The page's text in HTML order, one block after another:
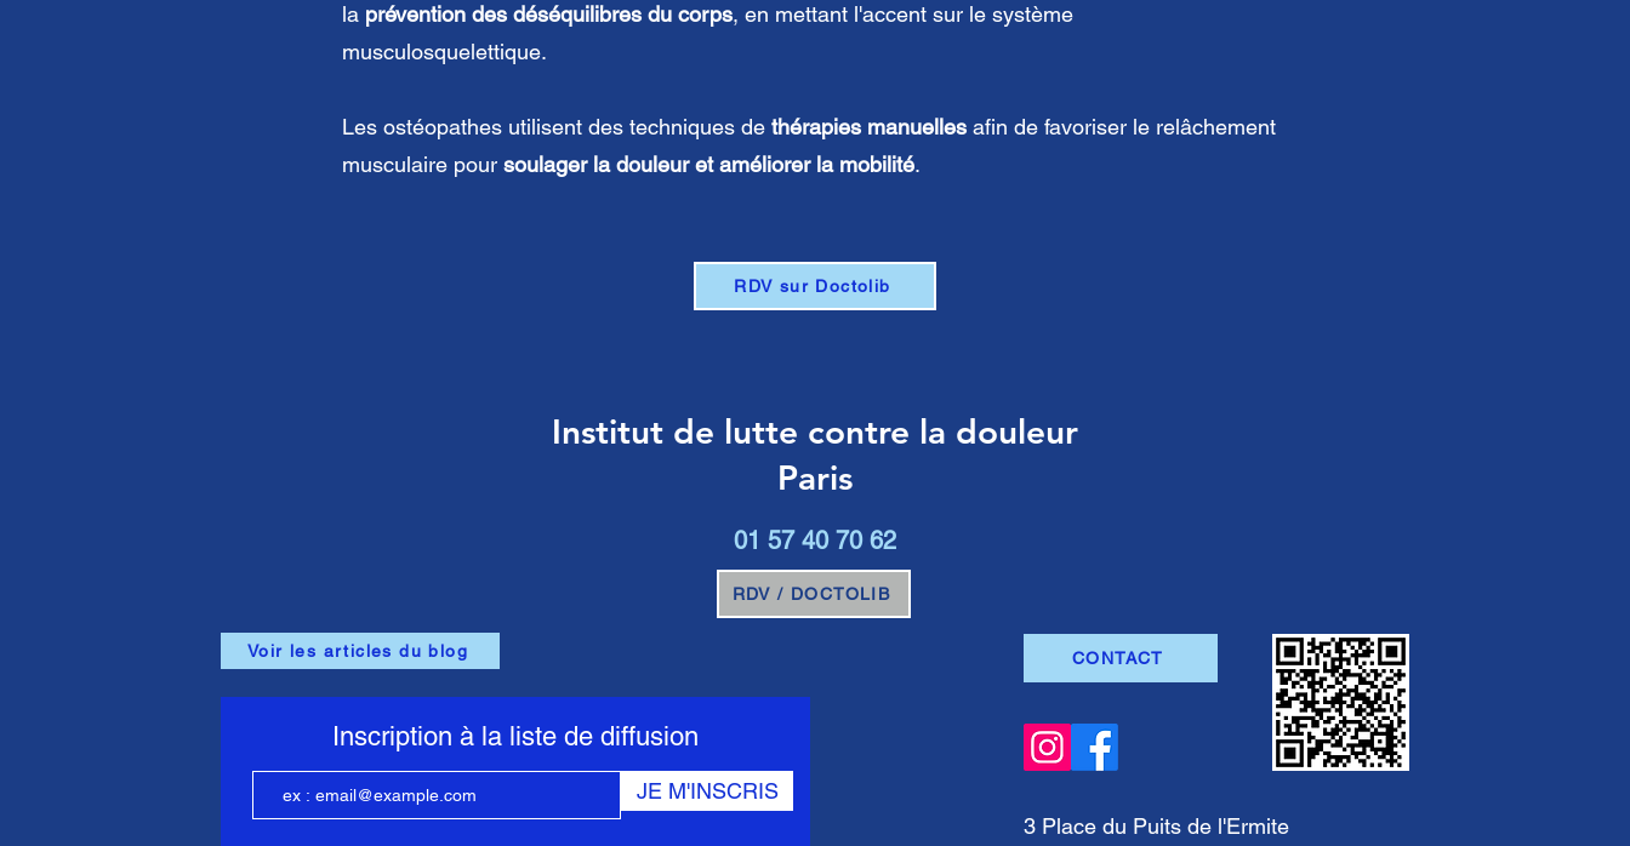
la prévention des déséquilibres du corps, en mettant l'accent sur le système
musculosquelettique.
Les ostéopathes utilisent des techniques de thérapies manuelles afin de favoriser le relâchement
musculaire pour soulager la douleur et améliorer la mobilité.
RDV sur Doctolib
Institut de lutte contre la douleur
Paris
01 57 40 70 62
RDV / DOCTOLIB
Voir les articles du blog
Inscription à la liste de diffusion
JE M'INSCRIS
CONTACT
3 Place du Puits de l'Ermite